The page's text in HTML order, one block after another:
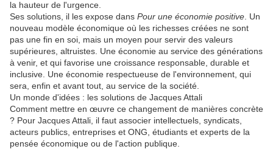
la hauteur de l'urgence.
Ses solutions, il les expose dans Pour une économie positive . Un
nouveau modèle économique où les richesses créées ne sont
pas une fin en soi, mais un moyen pour servir des valeurs
supérieures, altruistes. Une économie au service des générations
à venir, et qui favorise une croissance responsable, durable et
inclusive. Une économie respectueuse de l'environnement, qui
sera, enfin et avant tout, au service de la société.
Un monde d'idées : les solutions de Jacques Attali
Comment mettre en œuvre ce changement de manières concrète
? Pour Jacques Attali, il faut associer intellectuels, syndicats,
acteurs publics, entreprises et ONG, étudiants et experts de la
pensée économique ou de l'action publique.